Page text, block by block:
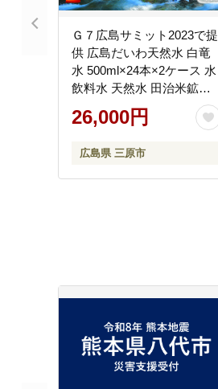
Ｇ７広島サミット2023で提
供 広島だいわ天然水 白竜
水 500ml×24本×2ケース 水
飲料水 天然水 田治米鉱泉
所 ミネラル 軟水 ペットボ
トル 備蓄 災害用 防災 家庭
26,000円
広島県 三原市